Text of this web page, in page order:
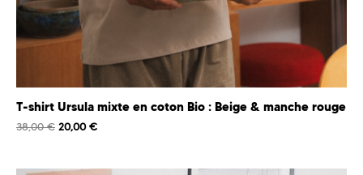
T-shirt Ursula mixte en coton Bio : Beige & manche rouge
38,00€ 20,00€